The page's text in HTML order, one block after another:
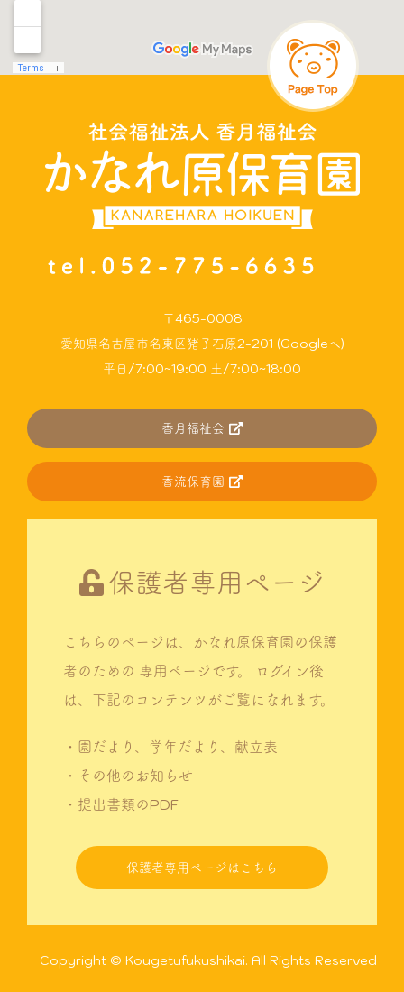
〒465-0008
愛知県名古屋市名東区猪子石原2-201 (Googleへ)
平日/7:00~19:00 土/7:00~18:00
香月福祉会
香流保育園
保護者専用ページ
こちらのページは、かなれ原保育園の保護
者のための 専用ページです。
ログイン後
は、下記のコンテンツがご覧になれます。
・園だより、学年だより、献立表
・その他のお知らせ
・提出書類のPDF
保護者専用ページはこちら
Copyright © Kougetufukushikai. All Rights Reserved